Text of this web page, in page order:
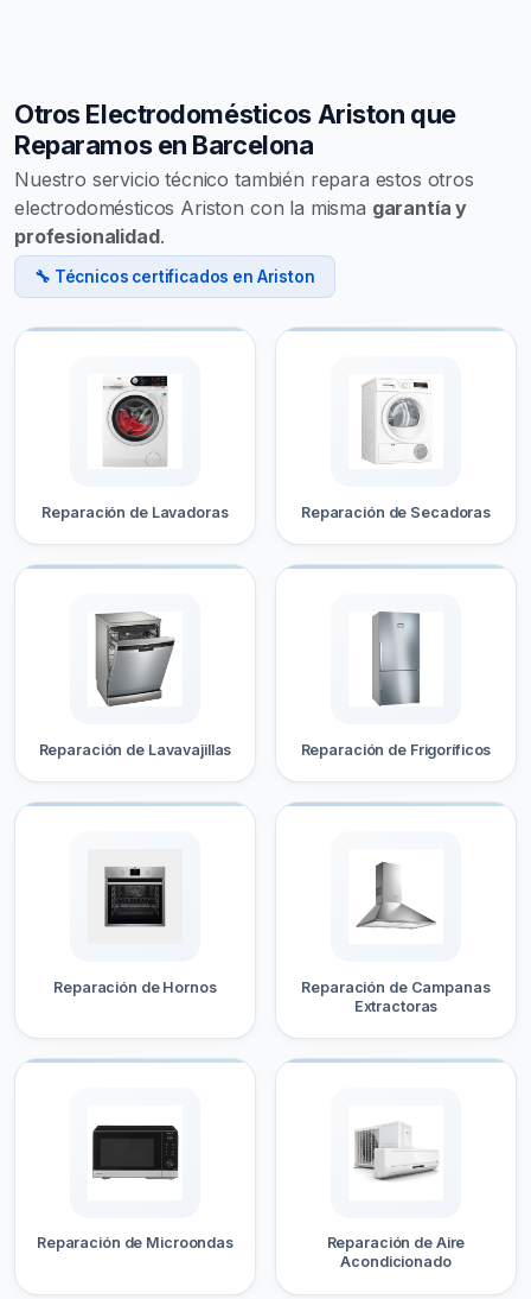
Otros Electrodomésticos Ariston que
Reparamos en Barcelona
Nuestro servicio técnico también repara estos otros
electrodomésticos Ariston con la misma garantía y
profesionalidad.
🔧 Técnicos certificados en Ariston
Reparación de Lavadoras Reparación de Secadoras
Reparación de Lavavajillas Reparación de Frigoríficos
Reparación de Hornos
Reparación de Campanas
Extractoras
Reparación de Microondas
Reparación de Aire
Acondicionado